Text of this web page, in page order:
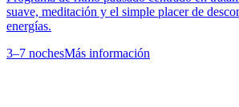
suave, meditación y el simple placer de
energías.
3–7 nochesMás información